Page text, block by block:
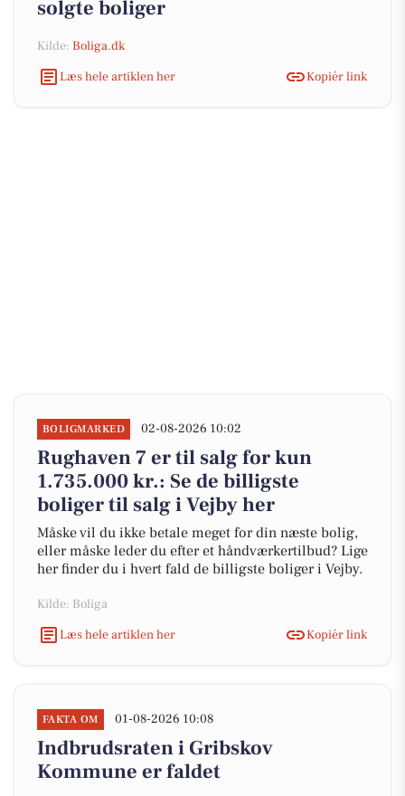
solgte boliger
Kilde: Boliga.dk
Læs hele artiklen her
Kopiér link
BOLIGMARKED 02-08-2026 10:02
Rughaven 7 er til salg for kun
1.735.000 kr.: Se de billigste
boliger til salg i Vejby her
Måske vil du ikke betale meget for din næste bolig,
eller måske leder du efter et håndværkertilbud? Lige
her finder du i hvert fald de billigste boliger i Vejby.
Kilde: Boliga
Læs hele artiklen her
Kopiér link
FAKTA OM 01-08-2026 10:08
Indbrudsraten i Gribskov
Kommune er faldet